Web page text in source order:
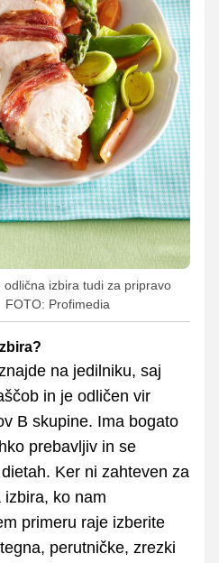
izbira tudi za pripravo
FOTO: Profimedia
na jedilniku, saj
in je odličen vir
B skupine. Ima bogato
prebavljiv in se
Ker ni zahteven za
izbira, ko nam
primeru raje izberite
perutničke, zrezki